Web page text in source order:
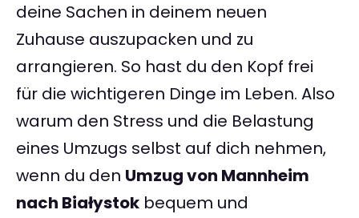
deine Sachen in deinem neuen
Zuhause auszupacken und zu
arrangieren. So hast du den Kopf frei
für die wichtigeren Dinge im Leben. Also
warum den Stress und die Belastung
eines Umzugs selbst auf dich nehmen,
wenn du den Umzug von Mannheim
nach Białystok bequem und